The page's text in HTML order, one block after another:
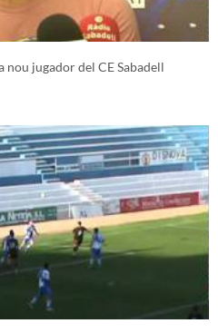
nou jugador del CE Sabadell